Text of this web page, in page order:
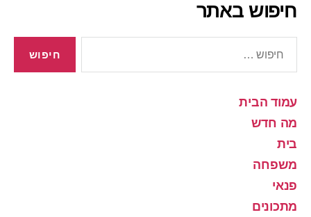
חיפוש באתר
עמוד הבית
מה חדש
בית
משפחה
פנאי
מתכונים